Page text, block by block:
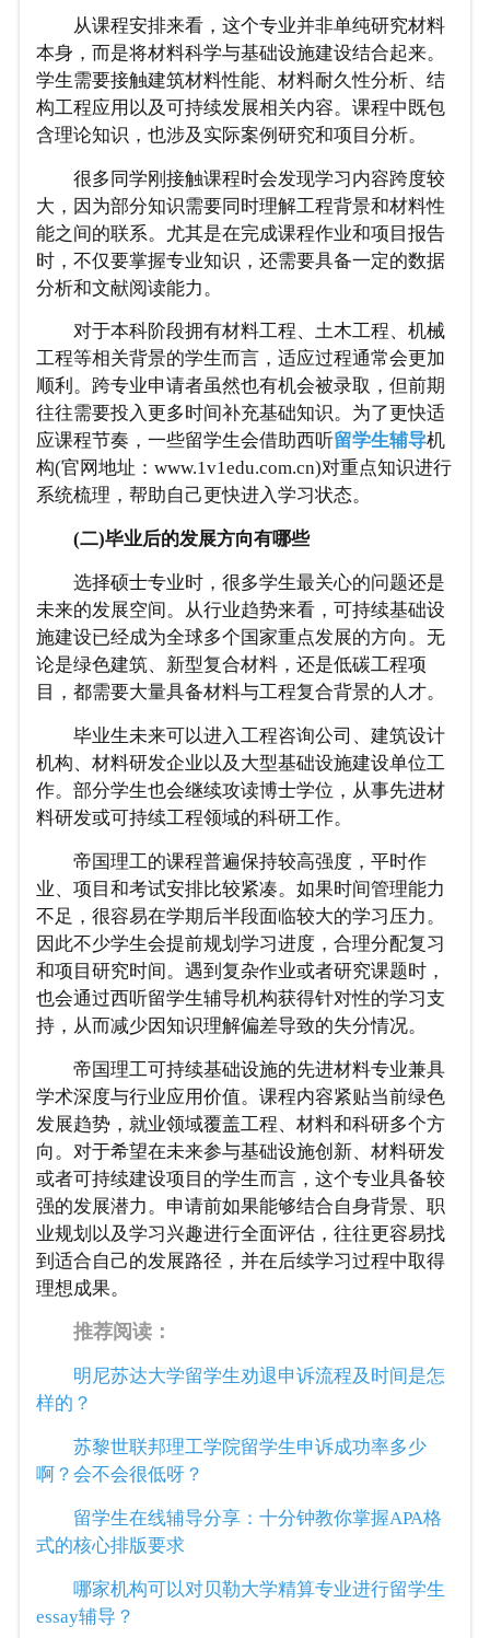
从课程安排来看，这个专业并非单纯研究材料
本身，而是将材料科学与基础设施建设结合起来。
学生需要接触建筑材料性能、材料耐久性分析、结
构工程应用以及可持续发展相关内容。课程中既包
含理论知识，也涉及实际案例研究和项目分析。
很多同学刚接触课程时会发现学习内容跨度较
大，因为部分知识需要同时理解工程背景和材料性
能之间的联系。尤其是在完成课程作业和项目报告
时，不仅要掌握专业知识，还需要具备一定的数据
分析和文献阅读能力。
对于本科阶段拥有材料工程、土木工程、机械
工程等相关背景的学生而言，适应过程通常会更加
顺利。跨专业申请者虽然也有机会被录取，但前期
往往需要投入更多时间补充基础知识。为了更快适
应课程节奏，一些留学生会借助西听留学生辅导机
构(官网地址：www.1v1edu.com.cn)对重点知识进行
系统梳理，帮助自己更快进入学习状态。
(二)毕业后的发展方向有哪些
选择硕士专业时，很多学生最关心的问题还是
未来的发展空间。从行业趋势来看，可持续基础设
施建设已经成为全球多个国家重点发展的方向。无
论是绿色建筑、新型复合材料，还是低碳工程项
目，都需要大量具备材料与工程复合背景的人才。
毕业生未来可以进入工程咨询公司、建筑设计
机构、材料研发企业以及大型基础设施建设单位工
作。部分学生也会继续攻读博士学位，从事先进材
料研发或可持续工程领域的科研工作。
帝国理工的课程普遍保持较高强度，平时作
业、项目和考试安排比较紧凑。如果时间管理能力
不足，很容易在学期后半段面临较大的学习压力。
因此不少学生会提前规划学习进度，合理分配复习
和项目研究时间。遇到复杂作业或者研究课题时，
也会通过西听留学生辅导机构获得针对性的学习支
持，从而减少因知识理解偏差导致的失分情况。
帝国理工可持续基础设施的先进材料专业兼具
学术深度与行业应用价值。课程内容紧贴当前绿色
发展趋势，就业领域覆盖工程、材料和科研多个方
向。对于希望在未来参与基础设施创新、材料研发
或者可持续建设项目的学生而言，这个专业具备较
强的发展潜力。申请前如果能够结合自身背景、职
业规划以及学习兴趣进行全面评估，往往更容易找
到适合自己的发展路径，并在后续学习过程中取得
理想成果。
推荐阅读：
明尼苏达大学留学生劝退申诉流程及时间是怎
样的？
苏黎世联邦理工学院留学生申诉成功率多少
啊？会不会很低呀？
留学生在线辅导分享：十分钟教你掌握APA格
式的核心排版要求
哪家机构可以对贝勒大学精算专业进行留学生
essay辅导？